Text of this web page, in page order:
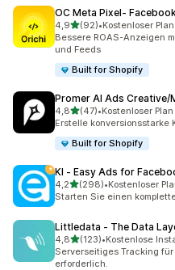
OC Meta Pixel‑
4,9von 5 Sternen
(92)
92 Rezensionen insgesamt
•Kostenloser
Bessere ROAS-Anzeigen
und Feeds
Built for Shopify
Promer AI Ads Creative/
4,8von 5 Sternen
(47)
47 Rezensionen insgesamt
•Kostenloser
Erstelle konversionsstarke
Built for Shopify
KI ‑ Easy Ads for
4,2von 5 Sternen
(298)
298 Rezensionen
•Kostenloser
Starten Sie einen
Littledata ‑ The Data
4,8von 5 Sternen
(123)
123 Rezensionen insgesamt
•Kostenlose
Serverseitiges Tracking
erforderlich.